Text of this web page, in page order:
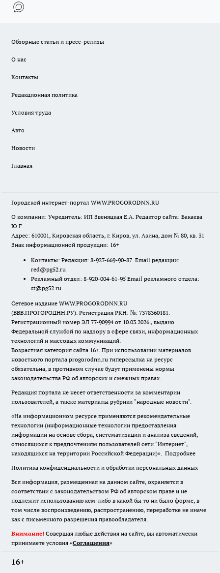
Обзорные статьи и пресс-релизы
О нас
Контакты
Редакционная политика
Условия труда
Авто
Новости
Главная
Городской интернет-портал WWW.PROGORODNN.RU
О компании: Учредитель: ИП Звеняцкая Е.А. Редактор сайта: Бакаева
Ю.Г.
Адрес: 610001, Кировская область, г. Киров, ул. Азина, дом № 80, кв. 31
Знак информационной продукции: 16+
Контакты: Редакция: 8-927-669-90-87 Email редакции:
red@pg52.ru
Рекламный отдел: 8-920-004-61-95 Email рекламного отдела:
st@pg52.ru
Сетевое издание WWW.PROGORODNN.RU
(ВВВ.ПРОГОРОДНН.РУ). Регистрация РКН: №: 7378360181.
Регистрационный номер ЭЛ 77-90994 от 10.03.2026., выдано
Федеральной службой по надзору в сфере связи, информационных
технологий и массовых коммуникаций.
Возрастная категория сайта 16+. При использовании материалов
новостного портала progorodnn.ru гиперссылка на ресурс
обязательна, в противном случае будут применены нормы
законодательства РФ об авторских и смежных правах.
Редакция портала не несет ответственности за комментарии
пользователей, а также материалы рубрики "народные новости".
«На информационном ресурсе применяются рекомендательные
технологии (информационные технологии предоставления
информации на основе сбора, систематизации и анализа сведений,
относящихся к предпочтениям пользователей сети "Интернет",
находящихся на территории Российской Федерации)». Подробнее
Политика конфиденциальности и обработки персональных данных
Вся информация, размещенная на данном сайте, охраняется в
соответствии с законодательством РФ об авторском праве и не
подлежит использованию кем-либо в какой бы то ни было форме, в
том числе воспроизведению, распространению, переработке не иначе
как с письменного разрешения правообладателя.
Внимание! Совершая любые действия на сайте, вы автоматически
принимаете условия «Cоглашения»
16+